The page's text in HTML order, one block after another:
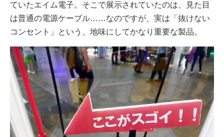
ていたエイム電子。そこで展示されていたのは、見た目
は普通の電源ケーブル……なのですが、実は「抜けない
コンセント」という、地味にしてかなり重要な製品。